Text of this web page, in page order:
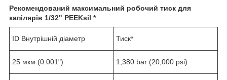
Рекомендований максимальний робочий тиск для
капілярів 1/32" PEEKsil *
ID Внутрішній діаметр Тиск*
25 мкм (0.001") 1,380 bar (20,000 psi)